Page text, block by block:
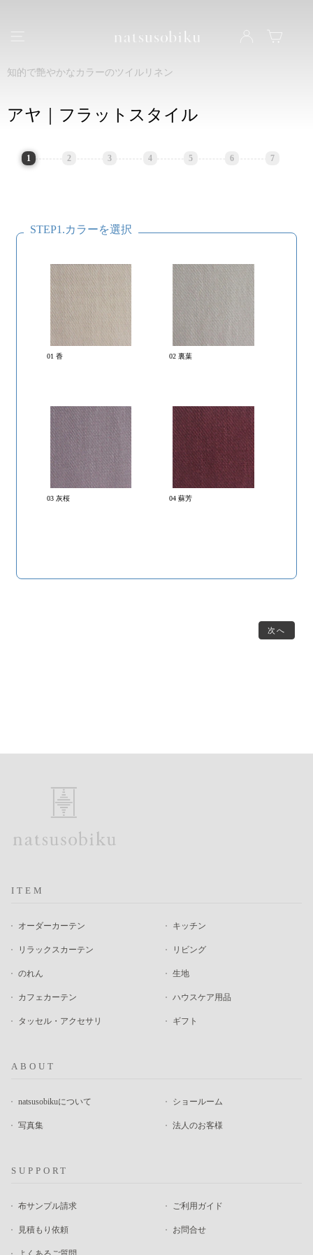
natsusobiku
知的で艶やかなカラーのツイルリネン
アヤ｜フラットスタイル
1 2 3 4 5 6 7
STEP1.カラーを選択
01 香 02 裏葉
03 灰桜 04 蘇芳
次へ
ITEM
オーダーカーテン
リラックスカーテン
のれん
カフェカーテン
タッセル・アクセサリ
キッチン
リビング
生地
ハウスケア用品
ギフト
ABOUT
natsusobikuについて
写真集
ショールーム
法人のお客様
SUPPORT
布サンプル請求
見積もり依頼
ご利用ガイド
お問合せ